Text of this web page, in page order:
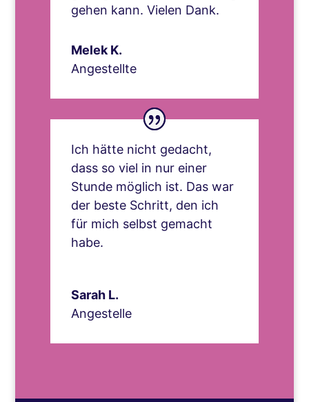
gehen kann. Vielen Dank.
Melek K.
Angestellte
Ich hätte nicht gedacht,
dass so viel in nur einer
Stunde möglich ist. Das war
der beste Schritt, den ich
für mich selbst gemacht
habe.
Sarah L.
Angestelle